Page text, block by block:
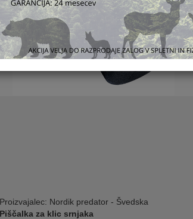
Proizvajalec: Nordik predator - Švedska
Piščalka za klic srnjaka